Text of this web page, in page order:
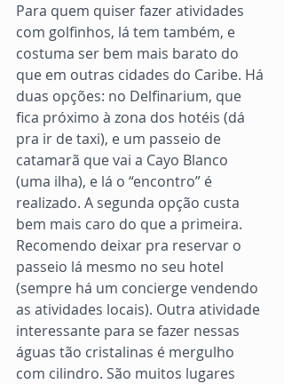
Para quem quiser fazer atividades
com golfinhos, lá tem também, e
costuma ser bem mais barato do
que em outras cidades do Caribe. Há
duas opções: no Delfinarium, que
fica próximo à zona dos hotéis (dá
pra ir de taxi), e um passeio de
catamarã que vai a Cayo Blanco
(uma ilha), e lá o “encontro” é
realizado. A segunda opção custa
bem mais caro do que a primeira.
Recomendo deixar pra reservar o
passeio lá mesmo no seu hotel
(sempre há um concierge vendendo
as atividades locais). Outra atividade
interessante para se fazer nessas
águas tão cristalinas é mergulho
com cilindro. São muitos lugares